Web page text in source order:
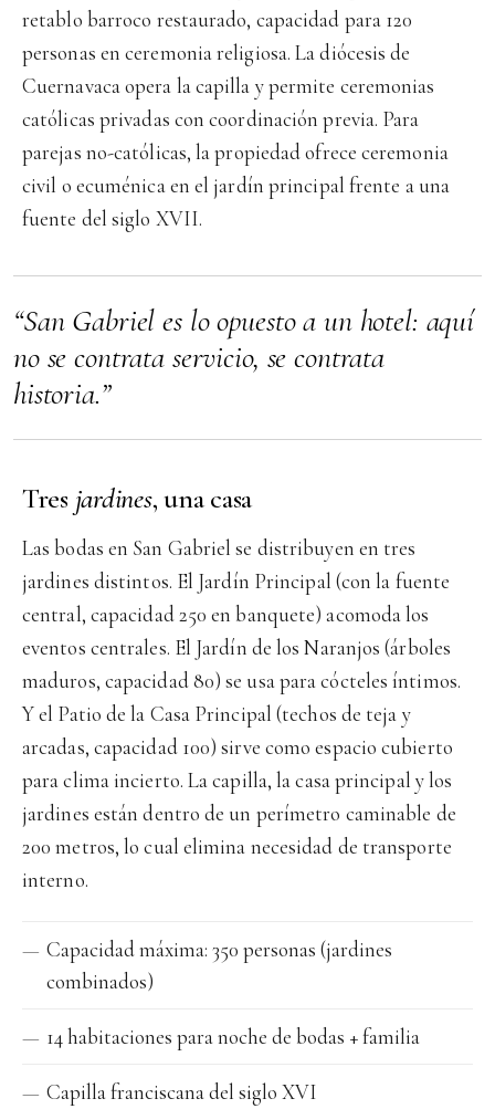
retablo barroco restaurado, capacidad para 120
personas en ceremonia religiosa. La diócesis de
Cuernavaca opera la capilla y permite ceremonias
católicas privadas con coordinación previa. Para
parejas no-católicas, la propiedad ofrece ceremonia
civil o ecuménica en el jardín principal frente a una
fuente del siglo XVII.
“San Gabriel es lo opuesto a un hotel: aquí
no se contrata servicio, se contrata
historia.”
Tres jardines, una casa
Las bodas en San Gabriel se distribuyen en tres
jardines distintos. El Jardín Principal (con la fuente
central, capacidad 250 en banquete) acomoda los
eventos centrales. El Jardín de los Naranjos (árboles
maduros, capacidad 80) se usa para cócteles íntimos.
Y el Patio de la Casa Principal (techos de teja y
arcadas, capacidad 100) sirve como espacio cubierto
para clima incierto. La capilla, la casa principal y los
jardines están dentro de un perímetro caminable de
200 metros, lo cual elimina necesidad de transporte
interno.
Capacidad máxima: 350 personas (jardines
combinados)
14 habitaciones para noche de bodas + familia
Capilla franciscana del siglo XVI